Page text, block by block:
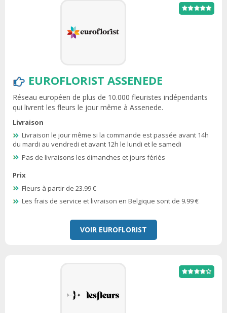
EUROFLORIST ASSENEDE
Réseau européen de plus de 10.000 fleuristes indépendants
qui livrent les fleurs le jour même à Assenede.
Livraison
Livraison le jour même si la commande est passée avant 14h
du mardi au vendredi et avant 12h le lundi et le samedi
Pas de livraisons les dimanches et jours fériés
Prix
Fleurs à partir de 23.99 €
Les frais de service et livraison en Belgique sont de 9.99 €
VOIR EUROFLORIST